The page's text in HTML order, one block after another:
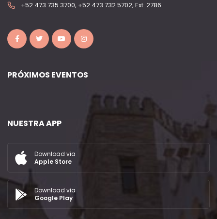
+52 473 735 3700, +52 473 732 5702, Ext. 2786
PRÓXIMOS EVENTOS
NUESTRA APP
Download via
Apple Store
Download via
Google Play